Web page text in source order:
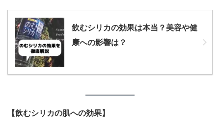
飲むシリカの効果は本当？美容や健
康への影響は？
【飲むシリカの肌への効果】